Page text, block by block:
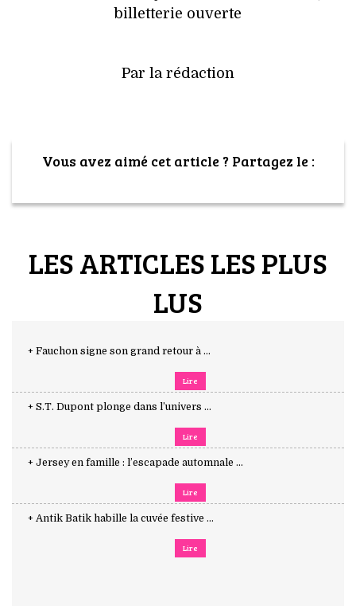
billetterie ouverte
Par la rédaction
Vous avez aimé cet article ? Partagez le :
LES ARTICLES LES PLUS
LUS
+ Fauchon signe son grand retour à ...
Lire
+ S.T. Dupont plonge dans l’univers ...
Lire
+ Jersey en famille : l’escapade automnale ...
Lire
+ Antik Batik habille la cuvée festive ...
Lire